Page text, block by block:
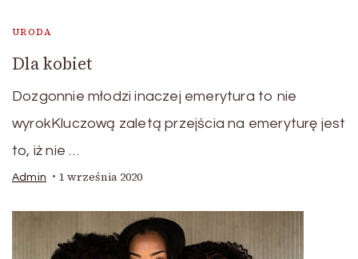
URODA
Dla kobiet
Dozgonnie młodzi inaczej emerytura to nie
wyrokKluczową zaletą przejścia na emeryturę jest
to, iż nie …
Admin 1 września 2020